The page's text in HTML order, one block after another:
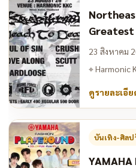
Greatest
23 สิงหาคม
⌖Harmonic
ดูรายละเอีย
บันเทิง-ศิล
YAMAHA